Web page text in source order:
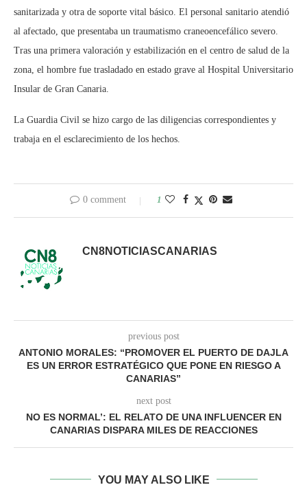
sanitarizada y otra de soporte vital básico. El personal sanitario atendió
al afectado, que presentaba un traumatismo craneoencefálico severo.
Tras una primera valoración y estabilización en el centro de salud de la
zona, el hombre fue trasladado en estado grave al Hospital Universitario
Insular de Gran Canaria.
La Guardia Civil se hizo cargo de las diligencias correspondientes y
trabaja en el esclarecimiento de los hechos.
0 comment 1
CN8NOTICIASCANARIAS
previous post
ANTONIO MORALES: “PROMOVER EL PUERTO DE DAJLA
ES UN ERROR ESTRATÉGICO QUE PONE EN RIESGO A
CANARIAS”
next post
NO ES NORMAL’: EL RELATO DE UNA INFLUENCER EN
CANARIAS DISPARA MILES DE REACCIONES
YOU MAY ALSO LIKE